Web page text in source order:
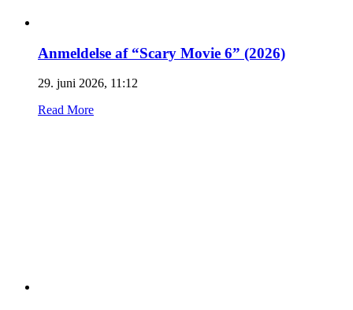
Anmeldelse af “Scary Movie 6” (2026)
29. juni 2026, 11:12
Read More